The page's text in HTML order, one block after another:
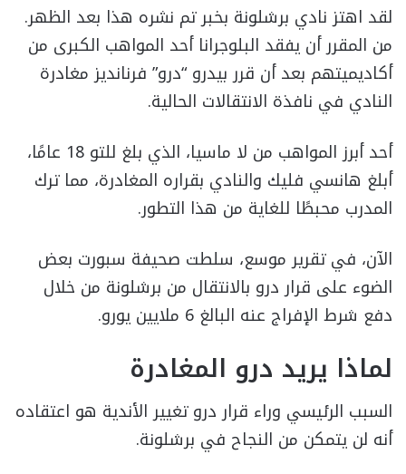
لقد اهتز نادي برشلونة بخبر تم نشره هذا بعد الظهر.
من المقرر أن يفقد البلوجرانا أحد المواهب الكبرى من
أكاديميتهم بعد أن قرر بيدرو “درو” فرنانديز مغادرة
النادي في نافذة الانتقالات الحالية.
أحد أبرز المواهب من لا ماسيا، الذي بلغ للتو 18 عامًا،
أبلغ هانسي فليك والنادي بقراره المغادرة، مما ترك
المدرب محبطًا للغاية من هذا التطور.
الآن، في تقرير موسع، سلطت صحيفة سبورت بعض
الضوء على قرار درو بالانتقال من برشلونة من خلال
دفع شرط الإفراج عنه البالغ 6 ملايين يورو.
لماذا يريد درو المغادرة
السبب الرئيسي وراء قرار درو تغيير الأندية هو اعتقاده
أنه لن يتمكن من النجاح في برشلونة.